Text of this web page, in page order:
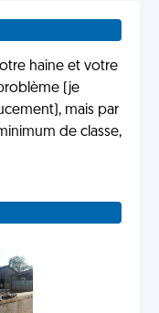
haine et votre
(je
mais par
de classe,